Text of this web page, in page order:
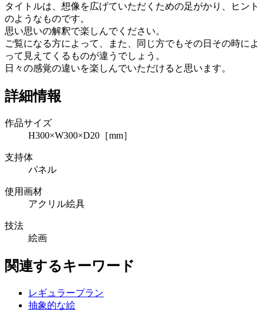
タイトルは、想像を広げていただくための足がかり、ヒント
のようなものです。
思い思いの解釈で楽しんでください。
ご覧になる方によって、また、同じ方でもその日その時によ
って見えてくるものが違うでしょう。
日々の感覚の違いを楽しんでいただけると思います。
詳細情報
作品サイズ
H300×W300×D20［mm］
支持体
パネル
使用画材
アクリル絵具
技法
絵画
関連するキーワード
レギュラープラン
抽象的な絵